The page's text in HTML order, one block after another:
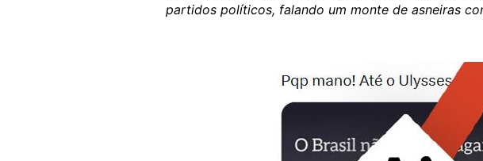
partidos políticos, falando um monte de asneiras